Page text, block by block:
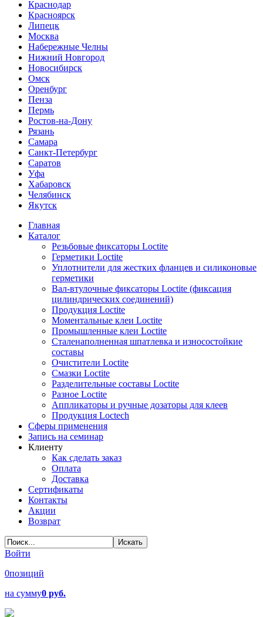
Краснодар
Красноярск
Липецк
Москва
Набережные Челны
Нижний Новгород
Новосибирск
Омск
Оренбург
Пенза
Пермь
Ростов-на-Дону
Рязань
Самара
Санкт-Петербург
Саратов
Уфа
Хабаровск
Челябинск
Якутск
Главная
Каталог
Резьбовые фиксаторы Loctite
Герметики Loctite
Уплотнители для жестких фланцев и силиконовые
герметики
Вал-втулочные фиксаторы Loctite (фиксация
цилиндрических соединений)
Продукция Loctite
Моментальные клеи Loctite
Промышленные клеи Loctite
Сталенаполненная шпатлевка и износостойкие
составы
Очистители Loctite
Смазки Loctite
Разделительные составы Loctite
Разное Loctite
Аппликаторы и ручные дозаторы для клеев
Продукция Loctech
Сферы применения
Запись на семинар
Клиенту
Как сделать заказ
Оплата
Доставка
Сертификаты
Контакты
Акции
Возврат
Войти
0позиций
на сумму0 руб.